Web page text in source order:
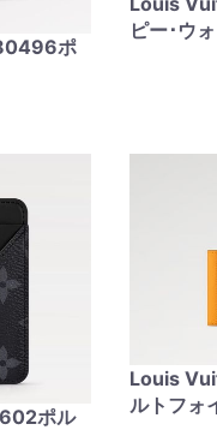
ポ
ピー･ウ
ポル
Louis
ルトフォ